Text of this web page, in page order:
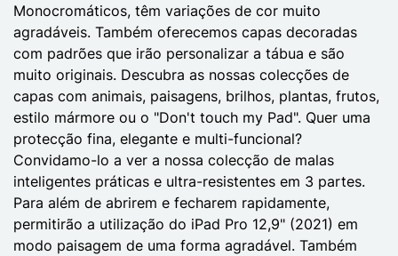
Monocromáticos, têm variações de cor muito
agradáveis. Também oferecemos capas decoradas
com padrões que irão personalizar a tábua e são
muito originais. Descubra as nossas colecções de
capas com animais, paisagens, brilhos, plantas, frutos,
estilo mármore ou o "Don't touch my Pad". Quer uma
protecção fina, elegante e multi-funcional?
Convidamo-lo a ver a nossa colecção de malas
inteligentes práticas e ultra-resistentes em 3 partes.
Para além de abrirem e fecharem rapidamente,
permitirão a utilização do iPad Pro 12,9" (2021) em
modo paisagem de uma forma agradável. Também